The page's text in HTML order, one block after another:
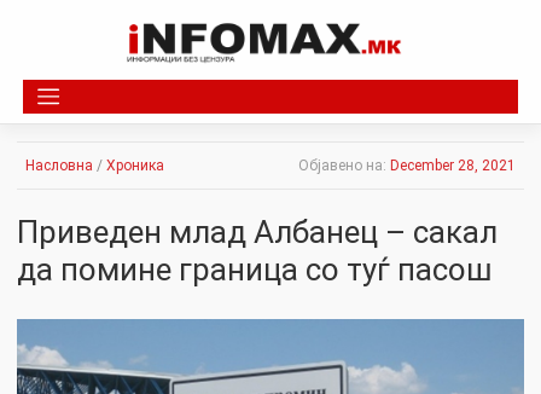
Насловна / Хроника Објавено на: December 28, 2021
Приведен млад Албанец – сакал
да помине граница со туѓ пасош